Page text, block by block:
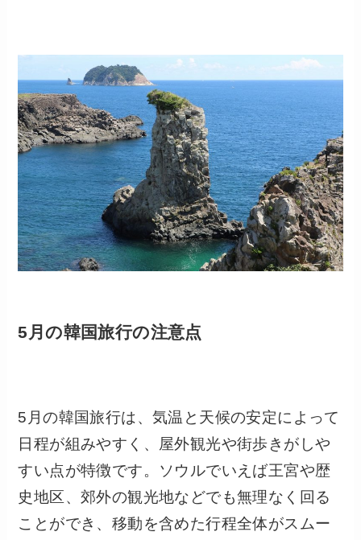
5月の韓国旅行の注意点
5月の韓国旅行は、気温と天候の安定によって
日程が組みやすく、屋外観光や街歩きがしや
すい点が特徴です。ソウルでいえば王宮や歴
史地区、郊外の観光地などでも無理なく回る
ことができ、移動を含めた行程全体がスムー